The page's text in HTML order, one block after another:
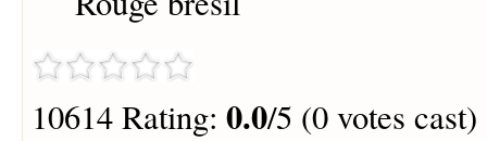
10614 Rating: 0.0/5 (0 votes cast)